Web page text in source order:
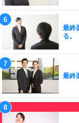
最終
る。
最終